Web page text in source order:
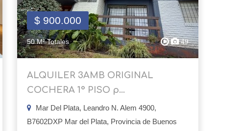
$ 900.000
50 M² Totales 49
ALQUILER 3AMB ORIGINAL
COCHERA 1° PISO p...
Mar Del Plata, Leandro N. Alem 4900,
B7602DXP Mar del Plata, Provincia de Buenos